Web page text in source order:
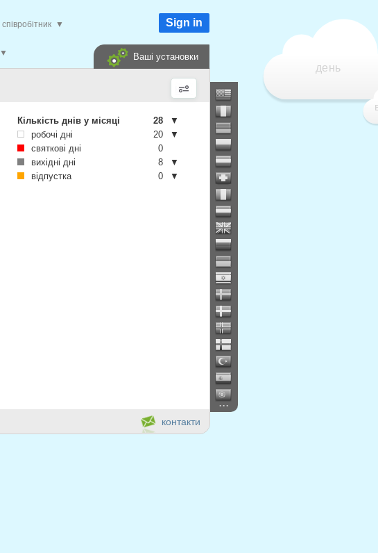
день
▼
співробітник ▼ Sign in
Ваші установки
...
контакти
Кількість днів у місяці 28
▼
робочі дні
20
▼
святкові дні
0
вихідні дні
8
▼
відпустка
0 ▼